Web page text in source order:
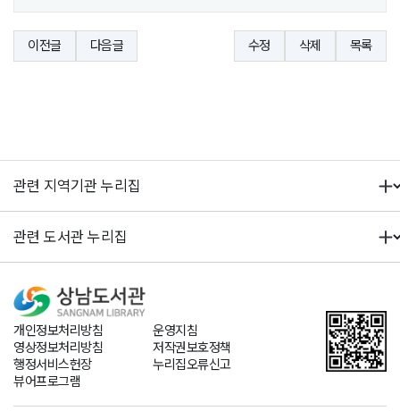
이전글 다음글 수정 삭제 목록
개인정보처리방침
운영지침
영상정보처리방침
저작권보호정책
행정서비스헌장
누리집오류신고
뷰어프로그램